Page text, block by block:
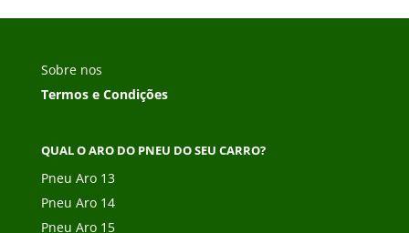
Sobre nos
Termos e Condições
QUAL O ARO DO PNEU DO SEU CARRO?
Pneu Aro 13
Pneu Aro 14
Pneu Aro 15